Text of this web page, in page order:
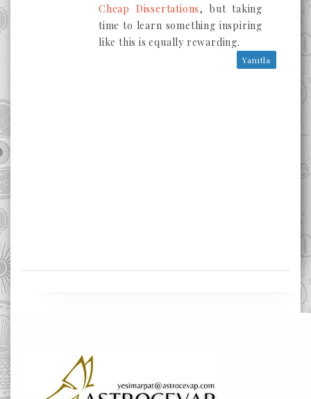
Cheap Dissertations, but taking
time to learn something inspiring
like this is equally rewarding.
Yanıtla